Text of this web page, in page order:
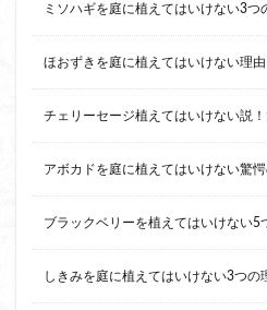
ミソハギを庭に植えてはいけない3つ
ほおずきを庭に植えてはいけない理
チェリーセージ植えてはいけない説
アボカドを庭に植えてはいけない驚
ブラックベリーを植えてはいけない5
しきみを庭に植えてはいけない3つの